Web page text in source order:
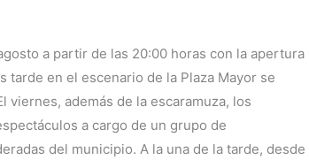
a partir de las 20:00 horas con la apertura
tarde en el escenario de la Plaza Mayor se
viernes, además de la escaramuza, los
a cargo de un grupo de
del municipio. A la una de la tarde, desde